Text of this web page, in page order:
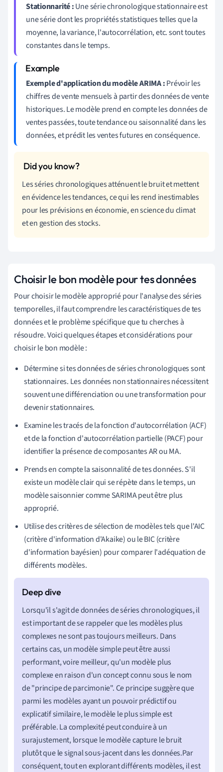
Stationnarité :Une série chronologique stationnaire est
une série dont les propriétés statistiques telles que la
moyenne, la variance, l'autocorrélation, etc. sont toutes
constantes dans le temps.
Exemple d'application du modèle ARIMA :Prévoir les
chiffres de vente mensuels à partir des données de vente
historiques. Le modèle prend en compte les données de
ventes passées, toute tendance ou saisonnalité dans les
données, et prédit les ventes futures en conséquence.
Les séries chronologiques atténuent le bruit et mettent
en évidence les tendances, ce qui les rend inestimables
pour les prévisions en économie, en science du climat
et en gestion des stocks.
Choisir le bon modèle pour tes données
Pour choisir le modèle approprié pour l'analyse des séries
temporelles, il faut comprendre les caractéristiques de tes
données et le problème spécifique que tu cherches à
résoudre. Voici quelques étapes et considérations pour
choisir le bon modèle :
Détermine si tes données de séries chronologiques sont
stationnaires. Les données non stationnaires nécessitent
souvent une différenciation ou une transformation pour
devenir stationnaires.
Examine les tracés de la fonction d'autocorrélation (ACF)
et de la fonction d'autocorrélation partielle (PACF) pour
identifier la présence de composantes AR ou MA.
Prends en compte la saisonnalité de tes données. S'il
existe un modèle clair qui se répète dans le temps, un
modèle saisonnier comme SARIMA peut être plus
approprié.
Utilise des critères de sélection de modèles tels que l'AIC
(critère d'information d'Akaike) ou le BIC (critère
d'information bayésien) pour comparer l'adéquation de
différents modèles.
Lorsqu'il s'agit de données de séries chronologiques, il
est important de se rappeler que les modèles plus
complexes ne sont pas toujours meilleurs. Dans
certains cas, un modèle simple peut être aussi
performant, voire meilleur, qu'un modèle plus
complexe en raison d'un concept connu sous le nom
de "principe de parcimonie". Ce principe suggère que
parmi les modèles ayant un pouvoir prédictif ou
explicatif similaire, le modèle le plus simple est
préférable. La complexité peut conduire à un
surajustement, lorsque le modèle capture le bruit
plutôt que le signal sous-jacent dans les données.Par
conséquent, tout en explorant différents modèles, il est